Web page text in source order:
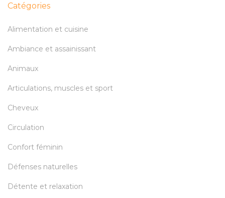
Catégories
Alimentation et cuisine
Ambiance et assainissant
Animaux
Articulations, muscles et sport
Cheveux
Circulation
Confort féminin
Défenses naturelles
Détente et relaxation